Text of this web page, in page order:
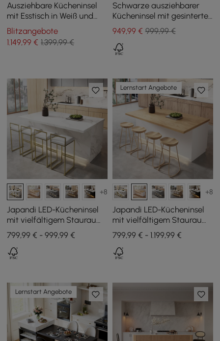
Ausziehbare Kücheninsel
mit Esstisch in Weiß und
Naturfarben, für 4
Personen, 185 – 235 cm
Blitzangebote
1.149,99 € 1.399,99 €
Schwarze ausziehbarer
Kücheninsel mit gesinterte
Steinplatte von 2050 mm
bis 2680 mm
949,99€ 999,99 €
+8
Japandi LED-Kücheninsel
mit vielfältigem Stauraum
in Weiß 183 cm
799,99 € - 999,99 €
Lernstart Angebote
+8
Japandi LED-Kücheninsel
mit vielfältigem Stauraum
in Natur und Weiß 183 cm
799,99 € - 1.199,99 €
Lernstart Angebote